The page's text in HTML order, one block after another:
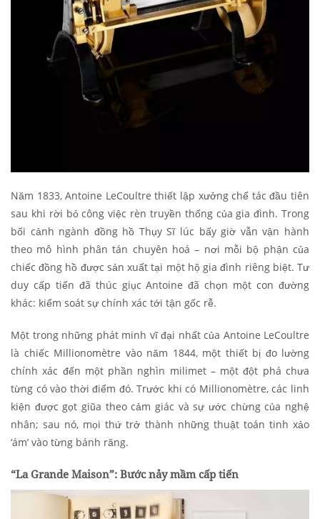
Năm 1833, Antoine LeCoultre thiết lập xưởng chế tác đầu tiên
sau khi rời bỏ công việc rèn truyền thống của gia đình. Trong
bối cảnh ngành đồng hồ Thụy Sĩ lúc bấy giờ vẫn vận hành
theo mô hình phân tán chuyên hoá – nơi mỗi bộ phận của
chiếc đồng hồ được sản xuất tại một hộ gia đình riêng biệt. Tư
duy cấp tiến đã thúc giục Antoine đã chọn một con đường
khác: kiểm soát sự chính xác tới tận gốc rễ.
Một trong những phát minh vĩ đại nhất của Antoine LeCoultre
là chiếc Millionomètre vào năm 1844, một thiết bị đo lường
chính xác đến một phần nghìn milimet – một đột phá chưa
từng có vào thời điểm đó. Trước khi có Millionomètre, các linh
kiện được gọt giũa theo cảm giác và sự ước chừng của nghệ
nhân; sau nó, mọi thứ trở thành những thuật toán tinh xảo
‘ám’ vào từng bánh răng.
“La Grande Maison”: Bước nảy mầm cấp tiến